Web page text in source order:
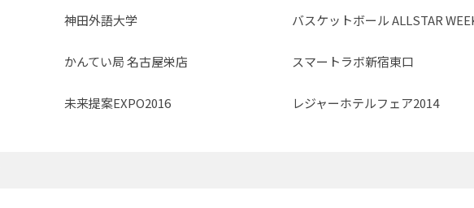
神田外語大学 バスケットボール ALLSTAR
かんてい局 名古屋栄店 スマートラボ新宿東口
未来提案EXPO2016 レジャーホテルフェア2014